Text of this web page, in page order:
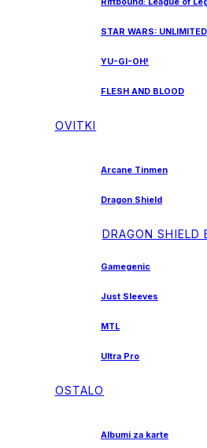
Riftbound: League of
STAR WARS: UNLIMITED
YU-GI-OH!
FLESH AND BLOOD
OVITKI
Arcane Tinmen
Dragon Shield
DRAGON SHIELD
Gamegenic
Just Sleeves
MTL
Ultra Pro
OSTALO
Albumi za karte